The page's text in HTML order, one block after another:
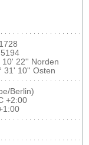
10' 22'' Norden
31' 10'' Osten
Berlin)
+2:00